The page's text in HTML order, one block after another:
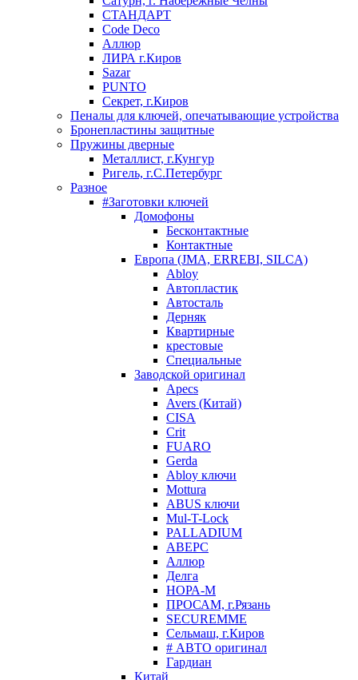
СТАНДАРТ
Code Deco
Аллюр
ЛИРА г.Киров
Sazar
PUNTO
Секрет, г.Киров
Пеналы для ключей, опечатывающие устройства
Бронепластины защитные
Пружины дверные
Металлист, г.Кунгур
Ригель, г.С.Петербург
Разное
#Заготовки ключей
Домофоны
Бесконтактные
Контактные
Европа (JMA, ERREBI, SILCA)
Abloy
Автопластик
Автосталь
Дерняк
Квартирные
крестовые
Специальные
Заводской оригинал
Apecs
Avers (Китай)
CISA
Crit
FUARO
Gerda
Abloy ключи
Mottura
ABUS ключи
Mul-T-Lock
PALLADIUM
АВЕРС
Аллюр
Делга
НОРА-М
ПРОСАМ, г.Рязань
SECUREMME
Сельмаш, г.Киров
# АВТО оригинал
Гардиан
Китай